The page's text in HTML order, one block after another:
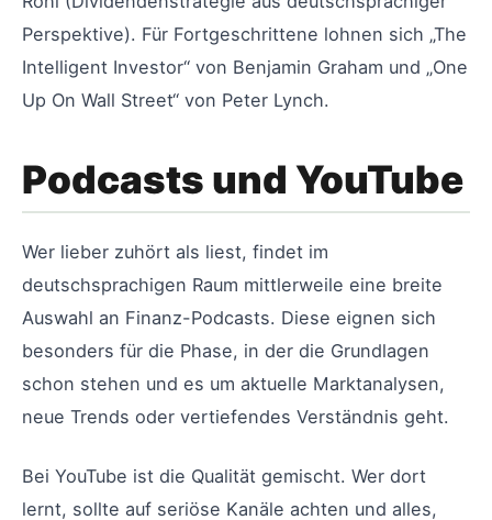
Perspektive). Für Fortgeschrittene lohnen sich „The
Intelligent Investor“ von Benjamin Graham und „One
Up On Wall Street“ von Peter Lynch.
Podcasts und YouTube
Wer lieber zuhört als liest, findet im
deutschsprachigen Raum mittlerweile eine breite
Auswahl an Finanz-Podcasts. Diese eignen sich
besonders für die Phase, in der die Grundlagen
schon stehen und es um aktuelle Marktanalysen,
neue Trends oder vertiefendes Verständnis geht.
Bei YouTube ist die Qualität gemischt. Wer dort
lernt, sollte auf seriöse Kanäle achten und alles,